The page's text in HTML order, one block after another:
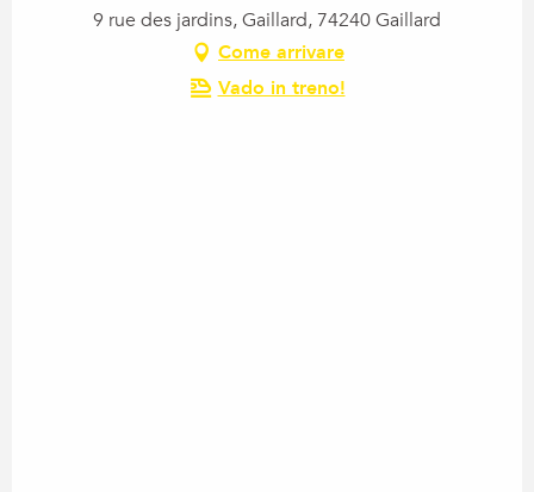
9 rue des jardins, Gaillard, 74240 Gaillard
Come arrivare
Vado in treno!